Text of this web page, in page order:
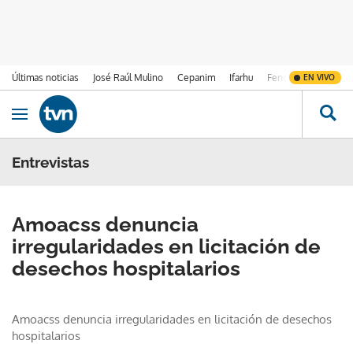
Últimas noticias José Raúl Mulino Cepanim Ifarhu Fenómeno de El
EN VIVO
Ir al contenido
Obrir navegació
Entrevistas
Amoacss denuncia
irregularidades en licitación de
desechos hospitalarios
Amoacss denuncia irregularidades en licitación de desechos
hospitalarios